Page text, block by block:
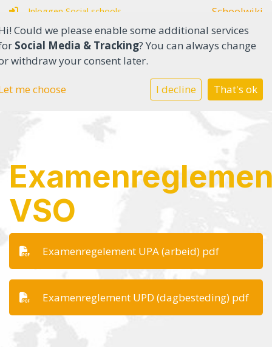
Inloggen Social schools Schoolwiki
Home
Onze school
Ouders
Contact
VSO
Examenregelement UPA (arbeid) pdf
Examenreglement UPD (dagbesteding) pdf
Could we please enable some additional services
Social Media & Tracking? You can always change
withdraw your consent later.
me choose I decline That's ok